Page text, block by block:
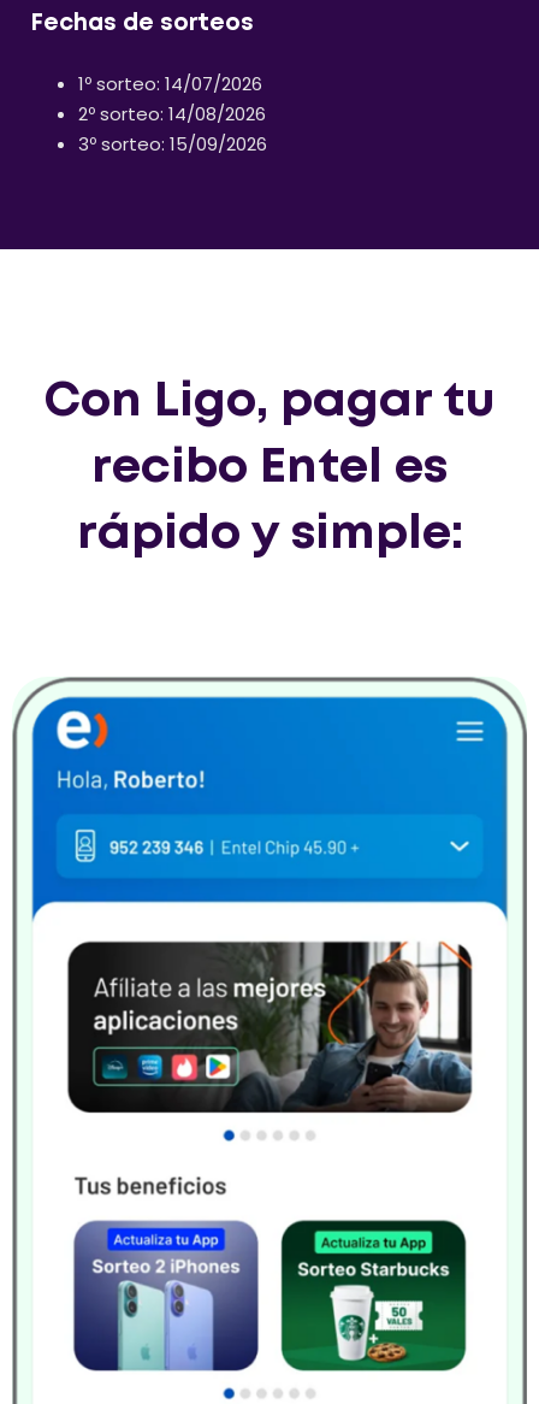
Fechas de sorteos
1º sorteo: 14/07/2026
2º sorteo: 14/08/2026
3º sorteo: 15/09/2026
Con Ligo, pagar tu
recibo Entel es
rápido y simple: